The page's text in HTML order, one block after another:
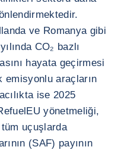
ve Romanya gibi
CO₂ bazlı
hayata geçirmesi
emisyonlu araçların
ise 2025
yönetmeliği,
uçuşlarda
(SAF) payının